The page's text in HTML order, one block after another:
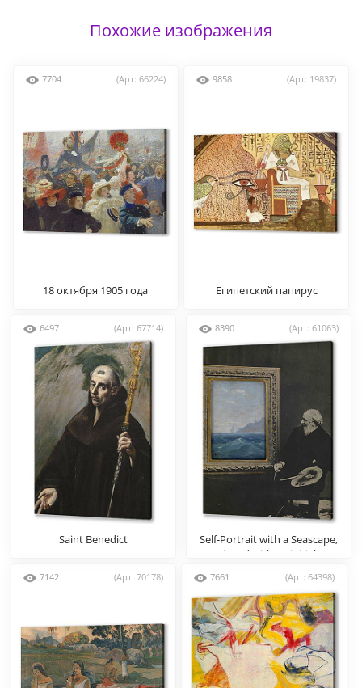
Похожие изображения
7704 (Арт: 66224)
18 октября 1905 года
9858 (Арт: 19837)
Египетский папирус
6497 (Арт: 67714)
Saint Benedict
8390 (Арт: 61063)
Self-Portrait with a Seascape,
signed with an initial.
7142 (Арт: 70178) 7661 (Арт: 64398)